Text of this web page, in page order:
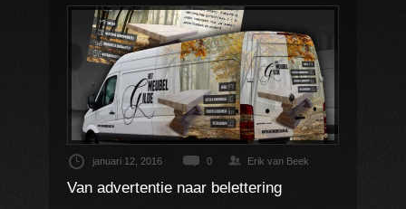
januari 12, 2016 0 Erik van Beek
Van advertentie naar belettering